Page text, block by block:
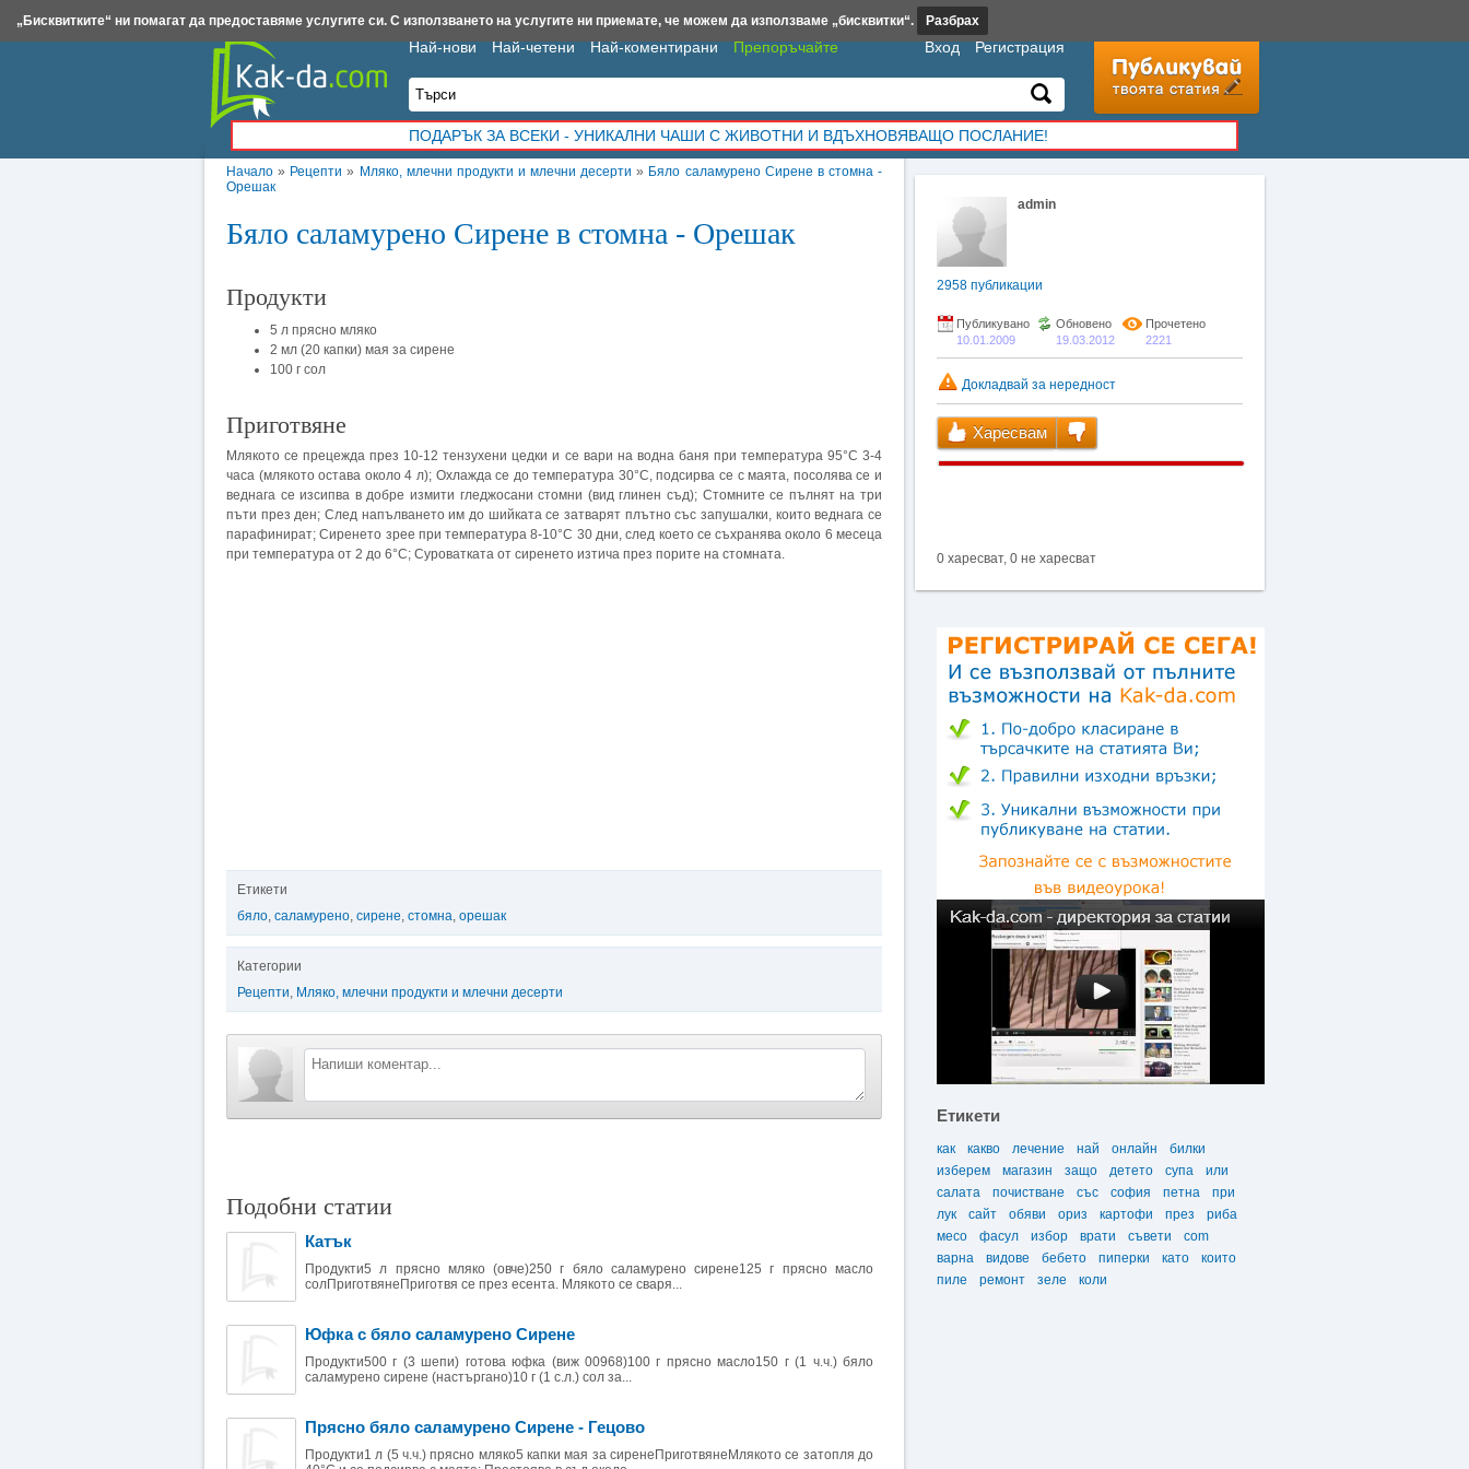
Начало » Рецепти » Мляко, млечни продукти и млечни десерти » Бяло саламурено Сирене в стомна -
Орешак
Бяло саламурено Сирене в стомна - Орешак
Продукти
5 л прясно мляко
2 мл (20 капки) мая за сирене
100 г сол
Приготвяне
Млякото се прецежда през 10-12 тензухени цедки и се вари на водна баня при температура 95°С 3-4
часа (млякото остава около 4 л); Охлажда се до температура 30°С, подсирва се с маята, посолява се и
веднага се изсипва в добре измити гледжосани стомни (вид глинен съд); Стомните се пълнят на три
пъти през ден; След напълването им до шийката се затварят плътно със запушалки, които веднага се
парафинират; Сиренето зрее при температура 8-10°С 30 дни, след което се съхранява около 6 месеца
при температура от 2 до 6°С; Суроватката от сиренето изтича през порите на стомната.
Етикети
бяло, саламурено, сирене, стомна, орешак
Категории
Рецепти, Мляко, млечни продукти и млечни десерти
Подобни статии
Катък
Продукти5 л прясно мляко (овче)250 г бяло саламурено сирене125 г прясно масло
солПриготвянеПриготвя се през есента. Млякото се сваря...
Юфка с бяло саламурено Сирене
Продукти500 г (3 шепи) готова юфка (виж 00968)100 г прясно масло150 г (1 ч.ч.) бяло
саламурено сирене (настъргано)10 г (1 с.л.) сол за...
Прясно бяло саламурено Сирене - Гецово
Продукти1 л (5 ч.ч.) прясно мляко5 капки мая за сиренеПриготвянеМлякото се затопля до
admin
2958 публикации
Публикувано
10.01.2009
Обновено
19.03.2012
Прочетено
2221
Докладвай за нередност
Харесвам
0 харесват, 0 не харесват
Етикети
как какво лечение най онлайн
билки
изберем
магазин защо детето супа
или
салата
почистване със софия петна
при
лук
сайт обяви ориз картофи през
риба
месо
фасул избор врати съвети
com
варна
видове бебето пиперки като
които
пиле
ремонт зеле коли
Най-нови Най-четени Най-коментирани Препоръчайте Вход Регистрация
ПОДАРЪК ЗА ВСЕКИ - УНИКАЛНИ ЧАШИ С ЖИВОТНИ И ВДЪХНОВЯВАЩО ПОСЛАНИЕ!
Insert.bg Framar.bg Kak-da.com Iztochnik.com BauBau.bg NewAge.bg
„Бисквитките“ ни помагат да предоставяме услугите си. С използването на услугите ни приемате, че можем да използваме „бисквитки“. Разбрах